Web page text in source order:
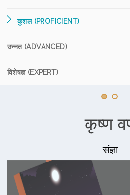
कुशल (PROFICIENT)
उन्नत (ADVANCED)
विशेषज्ञ (EXPERT)
कृष्ण
संज्ञा